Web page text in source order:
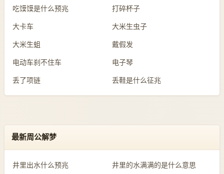
吃馍馍是什么预兆 打碎杯子
大卡车 大米生虫子
大米生蛆 戴假发
电动车刹不住车 电子琴
丢了项链 丢鞋是什么征兆
最新周公解梦
井里出水什么预兆 井里的水满满的是什么意思